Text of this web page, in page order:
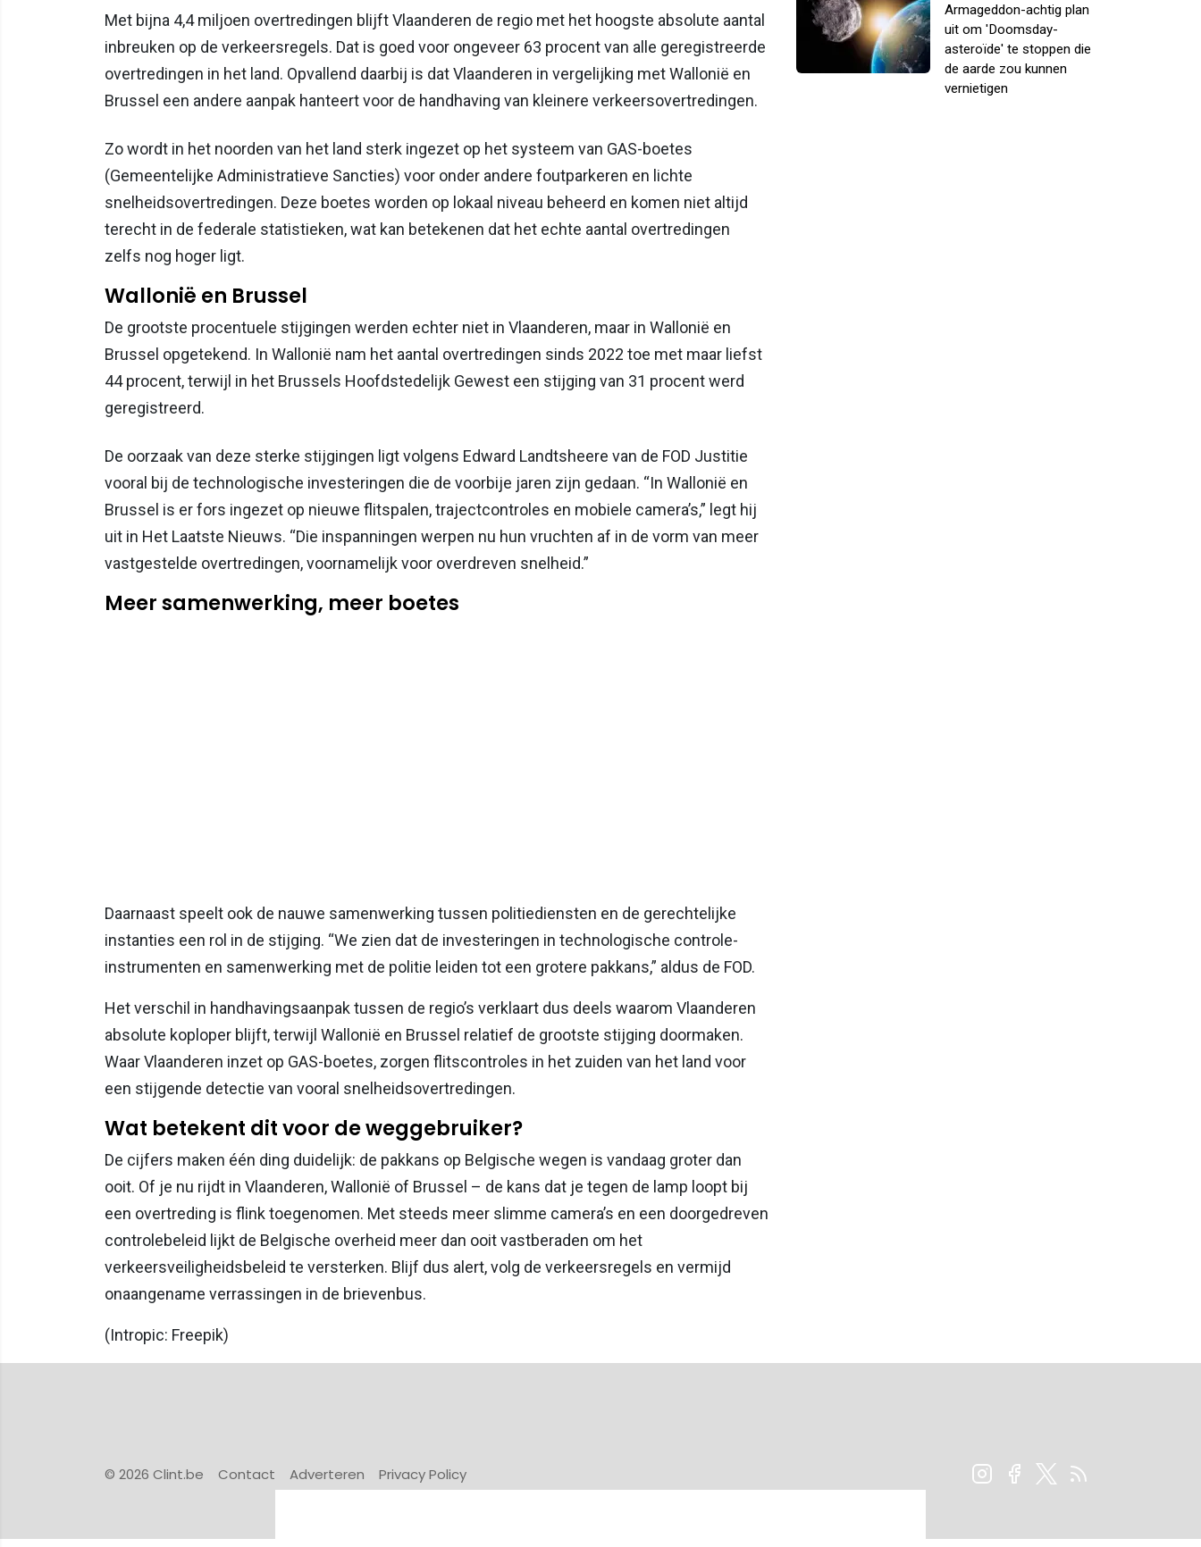
Met bijna 4,4 miljoen overtredingen blijft Vlaanderen de regio met het hoogste absolute aantal
inbreuken op de verkeersregels. Dat is goed voor ongeveer 63 procent van alle geregistreerde
overtredingen in het land. Opvallend daarbij is dat Vlaanderen in vergelijking met Wallonië en
Brussel een andere aanpak hanteert voor de handhaving van kleinere verkeersovertredingen.
Zo wordt in het noorden van het land sterk ingezet op het systeem van GAS-boetes
(Gemeentelijke Administratieve Sancties) voor onder andere foutparkeren en lichte
snelheidsovertredingen. Deze boetes worden op lokaal niveau beheerd en komen niet altijd
terecht in de federale statistieken, wat kan betekenen dat het echte aantal overtredingen
zelfs nog hoger ligt.
Wallonië en Brussel
De grootste procentuele stijgingen werden echter niet in Vlaanderen, maar in Wallonië en
Brussel opgetekend. In Wallonië nam het aantal overtredingen sinds 2022 toe met maar liefst
44 procent, terwijl in het Brussels Hoofdstedelijk Gewest een stijging van 31 procent werd
geregistreerd.
De oorzaak van deze sterke stijgingen ligt volgens Edward Landtsheere van de FOD Justitie
vooral bij de technologische investeringen die de voorbije jaren zijn gedaan. “In Wallonië en
Brussel is er fors ingezet op nieuwe flitspalen, trajectcontroles en mobiele camera’s,” legt hij
uit in Het Laatste Nieuws. “Die inspanningen werpen nu hun vruchten af in de vorm van meer
vastgestelde overtredingen, voornamelijk voor overdreven snelheid.”
Meer samenwerking, meer boetes
Daarnaast speelt ook de nauwe samenwerking tussen politiediensten en de gerechtelijke
instanties een rol in de stijging. “We zien dat de investeringen in technologische controle-
instrumenten en samenwerking met de politie leiden tot een grotere pakkans,” aldus de FOD.
Het verschil in handhavingsaanpak tussen de regio’s verklaart dus deels waarom Vlaanderen
absolute koploper blijft, terwijl Wallonië en Brussel relatief de grootste stijging doormaken.
Waar Vlaanderen inzet op GAS-boetes, zorgen flitscontroles in het zuiden van het land voor
een stijgende detectie van vooral snelheidsovertredingen.
Wat betekent dit voor de weggebruiker?
De cijfers maken één ding duidelijk: de pakkans op Belgische wegen is vandaag groter dan
ooit. Of je nu rijdt in Vlaanderen, Wallonië of Brussel – de kans dat je tegen de lamp loopt bij
een overtreding is flink toegenomen. Met steeds meer slimme camera’s en een doorgedreven
controlebeleid lijkt de Belgische overheid meer dan ooit vastberaden om het
verkeersveiligheidsbeleid te versterken. Blijf dus alert, volg de verkeersregels en vermijd
onaangename verrassingen in de brievenbus.
(Intropic: Freepik)
Armageddon-achtig plan
uit om 'Doomsday-
asteroïde' te stoppen die
de aarde zou kunnen
vernietigen
© 2026 Clint.be Contact Adverteren Privacy Policy